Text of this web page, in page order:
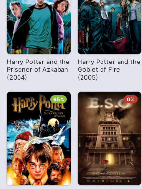
Harry Potter and the
Prisoner of Azkaban
(2004)
Harry Potter and the
Goblet of Fire
(2005)
65% 0%